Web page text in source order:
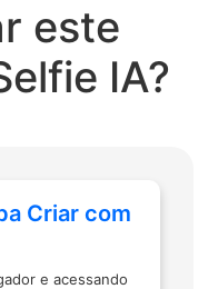
este
IA?
Criar com
e acessando